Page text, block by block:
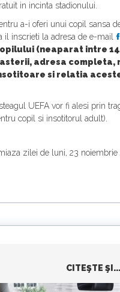
in incinta stadionului.
a-i oferi unui copil sansa
il inscrieti la adresa de e-mail
(neaparat intre
adresa completa,
si relatia
UEFA vor fi alesi prin
copil si insotitorul adult).
zilei de luni, 23 noiembrie
CITEŞTE ŞI...